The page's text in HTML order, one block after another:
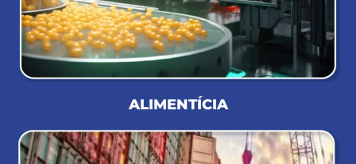
ALIMENTÍCIA